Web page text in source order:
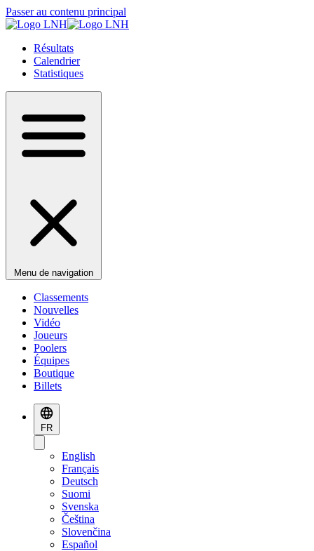
Passer au contenu principal
Résultats
Calendrier
Statistiques
Menu de navigation
Classements
Nouvelles
Vidéo
Joueurs
Poolers
Équipes
Boutique
Billets
FR
English
Français
Deutsch
Suomi
Svenska
Čeština
Slovenčina
Español